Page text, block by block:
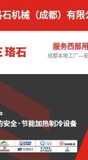
服务西部
成都本地工厂—
石机械（成都）有限